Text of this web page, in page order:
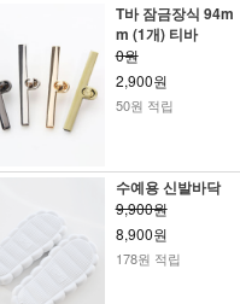
T바 잠금장식 94m
m (1개) 티바
0원
2,900원
50원 적립
수예용 신발바닥
9,900원
8,900원
178원 적립